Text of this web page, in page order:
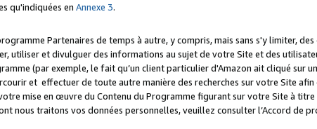
qu'indiquées en Annexe 3.
Partenaires de temps à autre, y compris, mais sans s'y limiter,
utiliser et divulguer des informations au sujet de votre Site et des
(par exemple, le fait qu’un client particulier d'Amazon ait cliqué sur
et effectuer de toute autre manière des recherches sur votre Site
mise en œuvre du Contenu du Programme figurant sur votre Site à titre
nous traitons vos données personnelles, veuillez consulter l’Accord de